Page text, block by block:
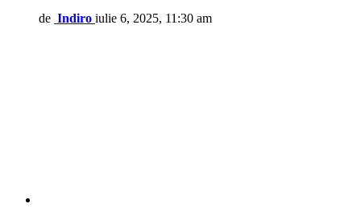
de Indiro iulie 6, 2025, 11:30 am